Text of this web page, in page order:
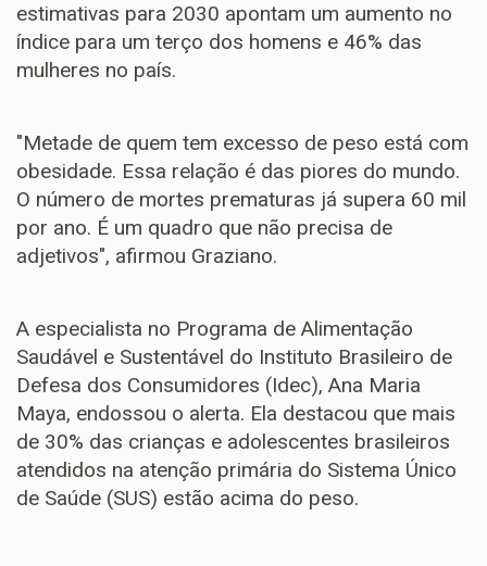
estimativas para 2030 apontam um aumento no
índice para um terço dos homens e 46% das
mulheres no país.
"Metade de quem tem excesso de peso está com
obesidade. Essa relação é das piores do mundo.
O número de mortes prematuras já supera 60 mil
por ano. É um quadro que não precisa de
adjetivos", afirmou Graziano.
A especialista no Programa de Alimentação
Saudável e Sustentável do Instituto Brasileiro de
Defesa dos Consumidores (Idec), Ana Maria
Maya, endossou o alerta. Ela destacou que mais
de 30% das crianças e adolescentes brasileiros
atendidos na atenção primária do Sistema Único
de Saúde (SUS) estão acima do peso.